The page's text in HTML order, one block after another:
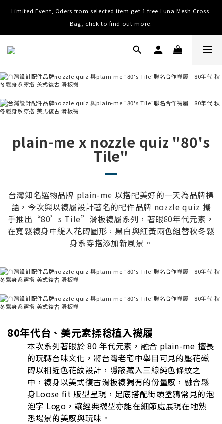
Worldwide Shipping, Free shipping on order over NTD $3000 (TW,
HK, MO, CN), $8000 (Worldwide)
Limited Event, Oders from selected item get 1 free Luna Mesh Cross
Bag, click to find out more.
Worldwide Shipping, Free shipping on order over NTD $3000 (TW,
plain-me x nozzle quiz "80's
Tile"
台灣知名選物品牌 plain-me 以搭配美好的一天為品牌標
語，今次與以襪履設計著名的配件品牌 nozzle quiz 攜
手推出“80’s Tile”滑板襪履系列，著眼80年代元素，
在寬鬆襪身中緹入花磚圖形，黑白與紅黃兩色組替秋冬鬆
身系穿搭添加新風景。
80年代台、美元素揉稔植入襪履
本次系列著眼於 80 年代元素，融合 plain-me 擅長
的玩轉台味文化，將台灣老宅中舉目可見的壓花磁
磚以相近色花紋設計，隱蔽藏入三線純色條紋之
中，襪身以美式復古滑板襪獨有的份量感，融合鬆
身Loose fit 版型呈現，足底搭配街頭塗鴉常見的泡
泡字 Logo，讓經典襪型亦能在細節處展現在地熟
悉場景的美感與玩味。